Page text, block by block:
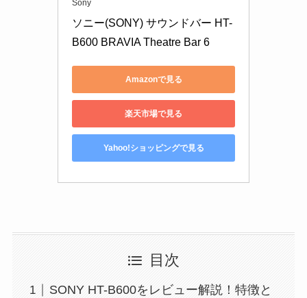
Sony
ソニー(SONY) サウンドバー HT-
B600 BRAVIA Theatre Bar 6
Amazonで見る
楽天市場で見る
Yahoo!ショッピングで見る
目次
SONY HT-B600をレビュー解説！特徴と